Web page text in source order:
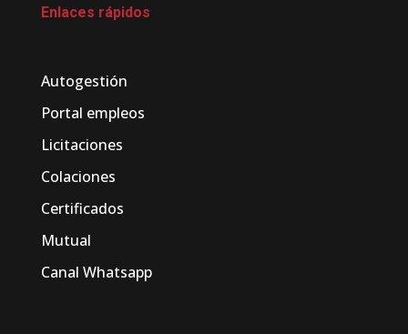
Enlaces rápidos
Autogestión
Portal empleos
Licitaciones
Colaciones
Certificados
Mutual
Canal Whatsapp